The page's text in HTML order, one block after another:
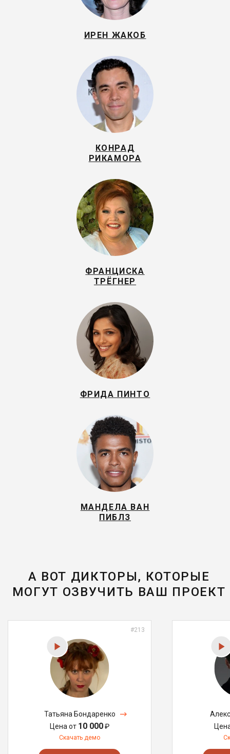
ИРЕН ЖАКОБ
КОНРАД
РИКАМОРА
ФРАНЦИСКА
ТРЁГНЕР
ФРИДА ПИНТО
МАНДЕЛА ВАН
ПИБЛЗ
А ВОТ ДИКТОРЫ, КОТОРЫЕ
МОГУТ ОЗВУЧИТЬ ВАШ ПРОЕКТ
#213
Татьяна Бондаренко
Цена от 10 000₽
Скачать демо